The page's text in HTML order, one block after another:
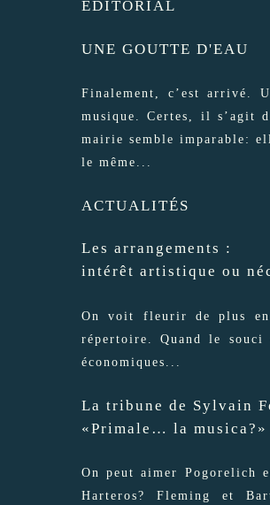
EDITORIAL
UNE GOUTTE D'EAU
Finalement, c’est arrivé.
musique. Certes, il s’agit
mairie semble imparable:
le même...
ACTUALITÉS
Les arrangements :
intérêt artistique ou
On voit fleurir de plus en
répertoire. Quand le souci
économiques...
La tribune de Sylvain
«Primale… la musica?»
On peut aimer Pogorelich
Harteros? Fleming et